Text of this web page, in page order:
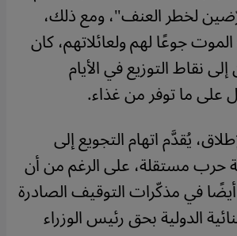
لخطر العنف"، ومع ذلك،
جوعًا لهم ولعائلاتهم، كان
نقاط التوزيع في الأيام
على ما توفر من غذاء.
يُقدَّم اتهام التجويع إلى
حرب مستقلة، على الرغم من أن
أيضًا في مذكّرات التوقيف الصادرة
الدولية بحق رئيس الوزراء